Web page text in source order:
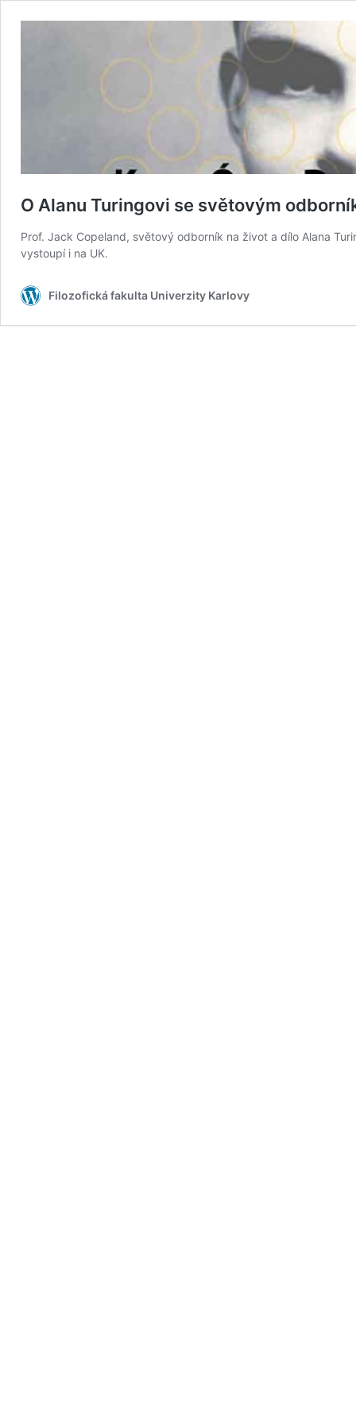
O Alanu Turingovi se světovým
Prof. Jack Copeland, světový odborník na život a dílo Alana
vystoupí i na UK.
Filozofická fakulta Univerzity Karlovy